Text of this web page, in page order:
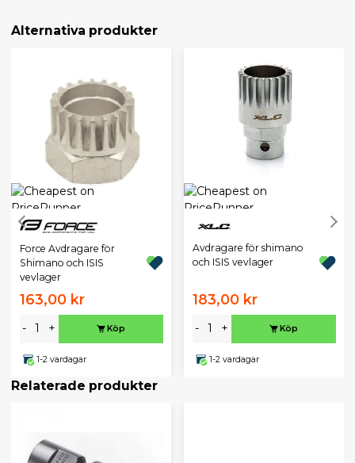
Alternativa produkter
Force Avdragare för
Shimano och ISIS
vevlager
163,00 kr
- + Köp
1-2 vardagar
Avdragare för shimano
och ISIS vevlager
183,00 kr
- + Köp
1-2 vardagar
Relaterade produkter